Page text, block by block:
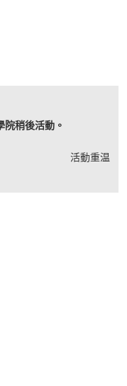
稍後活動。
活動重温